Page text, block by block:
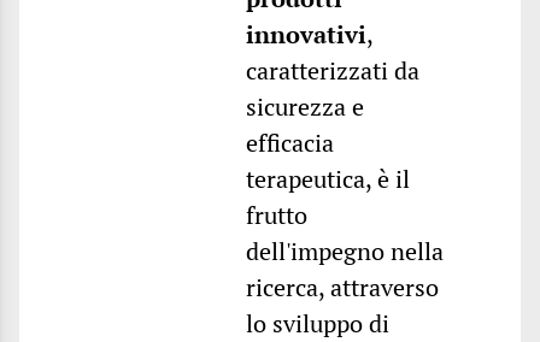
innovativi,
caratterizzati da
sicurezza e
efficacia
terapeutica, è il
frutto
dell'impegno nella
ricerca, attraverso
lo sviluppo di